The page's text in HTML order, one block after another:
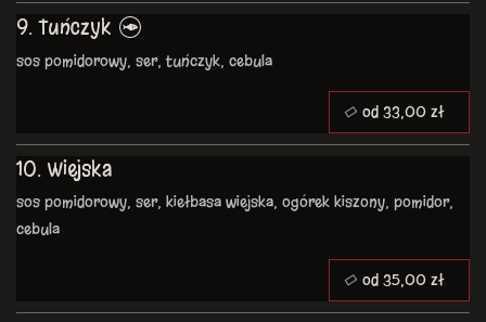
9. Tuńczyk
sos pomidorowy, ser, tuńczyk, cebula
10. Wiejska
sos pomidorowy, ser, kiełbasa wiejska, ogórek kiszony, pomidor,
cebula